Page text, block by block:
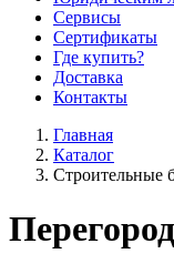
Сервисы
Сертификаты
Где купить?
Доставка
Контакты
Главная
Каталог
Строительные